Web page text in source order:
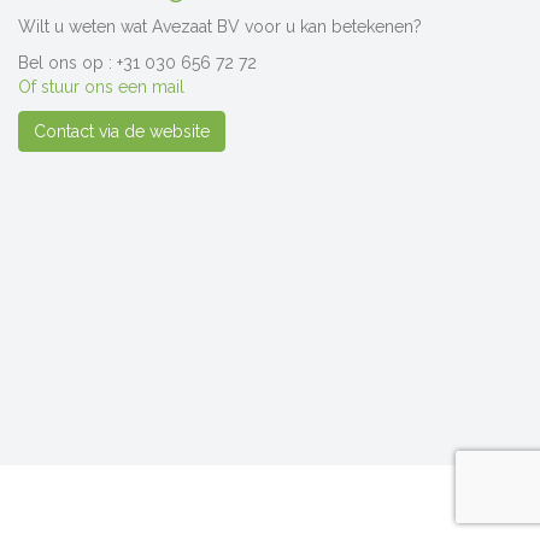
Wilt u weten wat Avezaat BV voor u kan betekenen?
Bel ons op : +31 030 656 72 72
Of stuur ons een mail
Contact via de website